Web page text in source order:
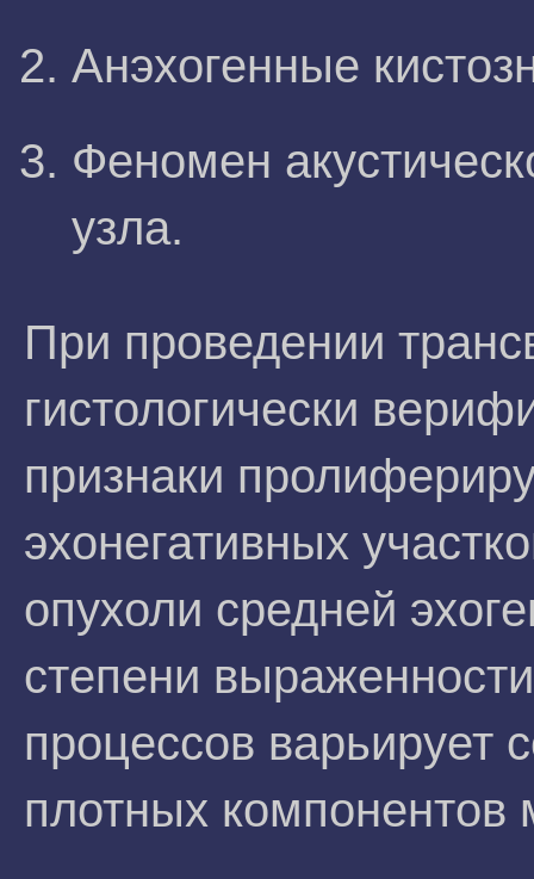
Анэхогенные
Феномен
узла.
При проведении
гистологически
признаки
эхонегативных
опухоли средней
степени
процессов варьирует
плотных